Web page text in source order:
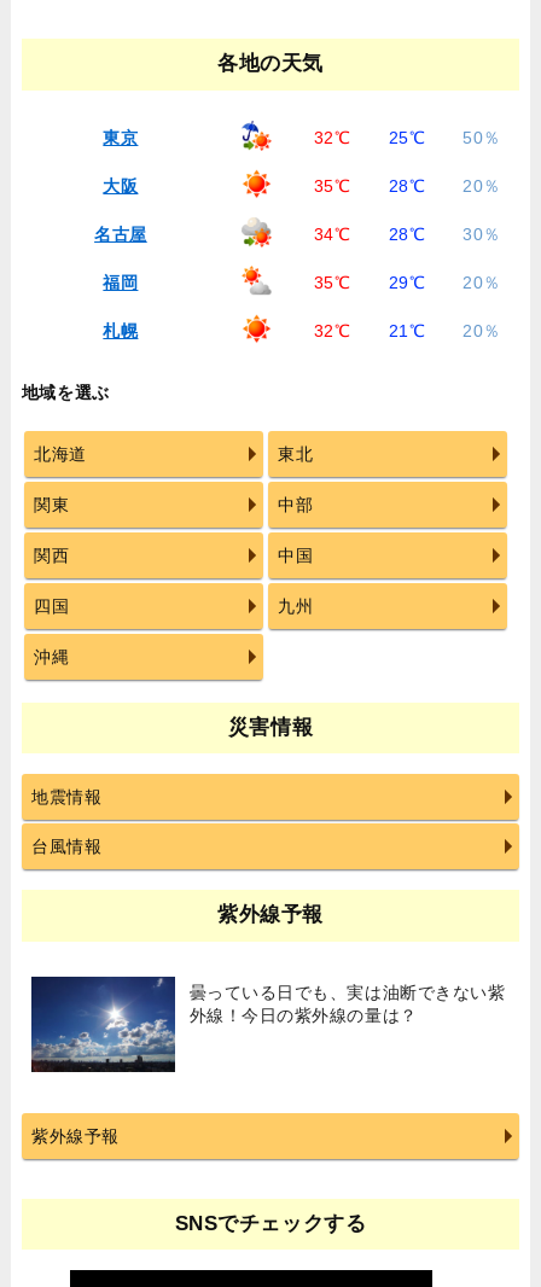
各地の天気
東京 32℃ 25℃ 50％
大阪 35℃ 28℃ 20％
名古屋 34℃ 28℃ 30％
福岡 35℃ 29℃ 20％
札幌 32℃ 21℃ 20％
地域を選ぶ
北海道 東北
関東 中部
関西 中国
四国 九州
沖縄
災害情報
地震情報
台風情報
紫外線予報
曇っている日でも、実は油断できない紫
外線！今日の紫外線の量は？
紫外線予報
SNSでチェックする